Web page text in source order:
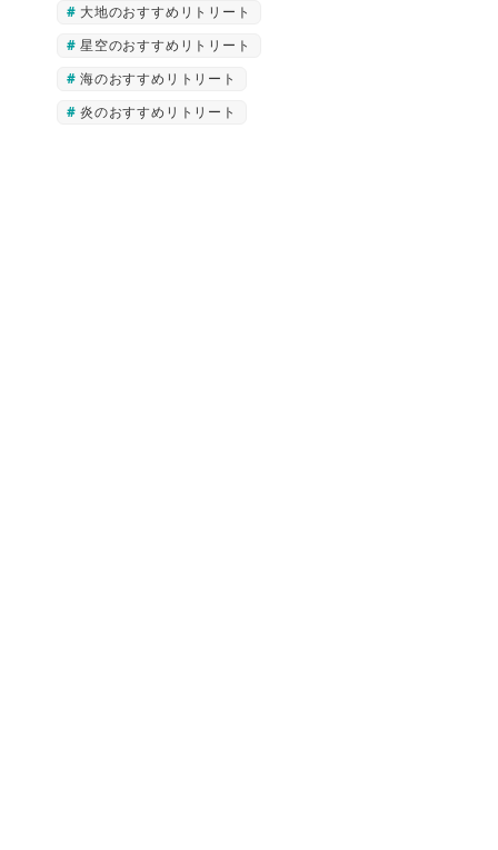
大地のおすすめリトリート
星空のおすすめリトリート
海のおすすめリトリート
炎のおすすめリトリート